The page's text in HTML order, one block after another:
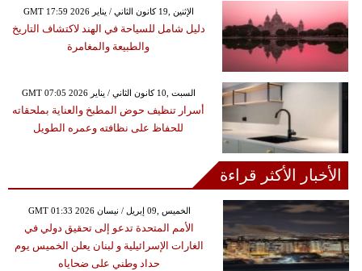
GMT 17:59 2026 الإثنين ,19 كانون الثاني / يناير
دليل شامل للسياحة في الهند لاكتشاف التاريخ
والطبيعة والمغامرة
GMT 07:05 2026 السبت ,10 كانون الثاني / يناير
أسرار تنظيف حوض المطبخ والعناية بملحقاته
للحفاظ على نظافته وعمره الطويل
الأخبار الأكثر قراءة
GMT 01:33 2026 الخميس ,09 إبريل / نيسان
الأمم المتحدة تدعو إلى تحقيق دولي في
الغارات الإسرائيلية و لبنان يعلن الخميس يوم
حداد وطني على ضحاياه